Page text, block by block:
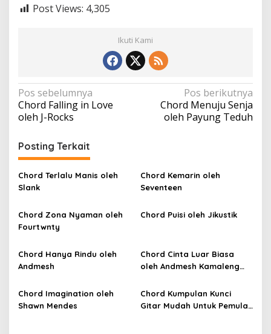
Post Views: 4,305
Ikuti Kami
N
a
i
g
a
s
i
p
o
s
Pos sebelumnya
Chord Falling in Love
oleh J-Rocks
Pos berikutnya
Chord Menuju Senja
oleh Payung Teduh
Posting Terkait
Chord Terlalu Manis oleh
Slank
Chord Kemarin oleh
Seventeen
Chord Zona Nyaman oleh
Fourtwnty
Chord Puisi oleh Jikustik
Chord Hanya Rindu oleh
Andmesh
Chord Cinta Luar Biasa
oleh Andmesh Kamaleng
SKA)
Chord Imagination oleh
Shawn Mendes
Chord Kumpulan Kunci
Gitar Mudah Untuk Pemula